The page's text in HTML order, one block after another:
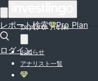
レポート検索 Pro Plan
ログイン
投資入門特集
お知らせ
アナリスト一覧